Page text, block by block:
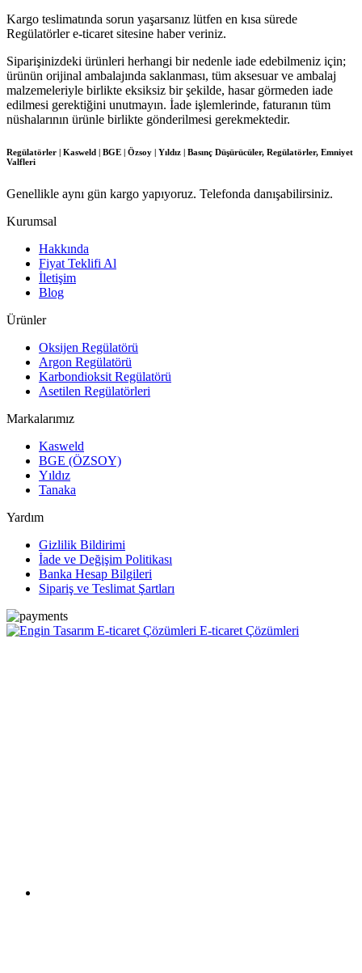
Kargo teslimatında sorun yaşarsanız lütfen en kısa sürede
Regülatörler e-ticaret sitesine haber veriniz.
Siparişinizdeki ürünleri herhangi bir nedenle iade edebilmeniz için;
ürünün orijinal ambalajında saklanması, tüm aksesuar ve ambalaj
malzemeleriyle birlikte eksiksiz bir şekilde, hasar görmeden iade
edilmesi gerektiğini unutmayın. İade işlemlerinde, faturanın tüm
nüshalarının ürünle birlikte gönderilmesi gerekmektedir.
Regülatörler | Kasweld | BGE | Özsoy | Yıldız | Basınç Düşürücüler, Regülatörler, Emniyet
Valfleri
Genellikle aynı gün kargo yapıyoruz. Telefonda danışabilirsiniz.
Kurumsal
Hakkında
Fiyat Teklifi Al
İletişim
Blog
Ürünler
Oksijen Regülatörü
Argon Regülatörü
Karbondioksit Regülatörü
Asetilen Regülatörleri
Markalarımız
Kasweld
BGE (ÖZSOY)
Yıldız
Tanaka
Yardım
Gizlilik Bildirimi
İade ve Değişim Politikası
Banka Hesap Bilgileri
Sipariş ve Teslimat Şartları
E-ticaret Çözümleri